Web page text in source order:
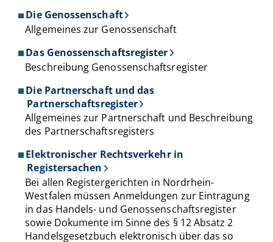
Die Genossenschaft
Allgemeines zur Genossenschaft
Das Genossenschaftsregister
Beschreibung Genossenschaftsregister
Die Partnerschaft und das
Partnerschaftsregister
Allgemeines zur Partnerschaft und Beschreibung
des Partnerschaftsregisters
Elektronischer Rechtsverkehr in
Registersachen
Bei allen Registergerichten in Nordrhein-
Westfalen müssen Anmeldungen zur Eintragung
in das Handels- und Genossenschaftsregister
sowie Dokumente im Sinne des § 12 Absatz 2
Handelsgesetzbuch elektronisch über das so